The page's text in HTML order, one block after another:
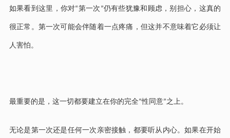
如果看到这里，你对“第一次 ”仍有些犹豫和顾虑，别担心，这真的
很正常。第一次可能会伴随着一点疼痛，但这并不意味着它必须让
人害怕。
最重要的是，这一切都要建立在你的完全“性同意”之上。
无论是第一次还是任何一次亲密接触，都要听从内心。如果在开始